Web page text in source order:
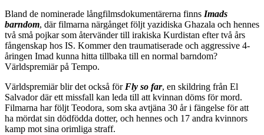
Bland de nominerade långfilmsdokumentärerna finns Imads
barndom, där filmarna närgånget följt yazidiska Ghazala och hennes
två små pojkar som återvänder till irakiska Kurdistan efter två års
fångenskap hos IS. Kommer den traumatiserade och aggressive 4-
åringen Imad kunna hitta tillbaka till en normal barndom?
Världspremiär på Tempo.
Världspremiär blir det också för Fly so far, en skildring från El
Salvador där ett missfall kan leda till att kvinnan döms för mord.
Filmarna har följt Teodora, som ska avtjäna 30 år i fängelse för att
ha mördat sin dödfödda dotter, och hennes och 17 andra kvinnors
kamp mot sina orimliga straff.